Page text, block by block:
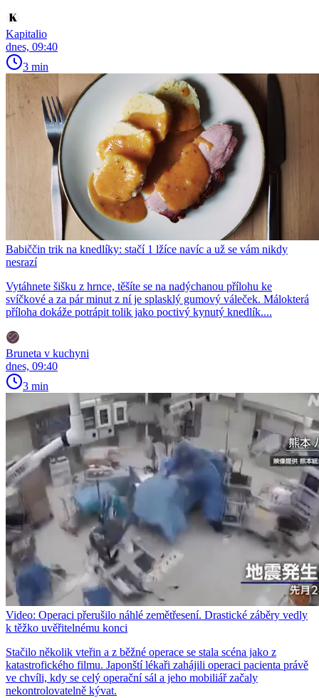
Kapitalio
dnes, 09:40
3 min
Babiččin trik na knedlíky: stačí 1 lžíce navíc a už se vám nikdy
nesrazí
Vytáhnete šišku z hrnce, těšíte se na nadýchanou přílohu ke
svíčkové a za pár minut z ní je splasklý gumový váleček. Málokterá
příloha dokáže potrápit tolik jako poctivý kynutý knedlík....
Bruneta v kuchyni
dnes, 09:40
3 min
Video: Operaci přerušilo náhlé zemětřesení. Drastické záběry vedly
k těžko uvěřitelnému konci
Stačilo několik vteřin a z běžné operace se stala scéna jako z
katastrofického filmu. Japonští lékaři zahájili operaci pacienta právě
ve chvíli, kdy se celý operační sál a jeho mobiliář začaly
nekontrolovatelně kývat.